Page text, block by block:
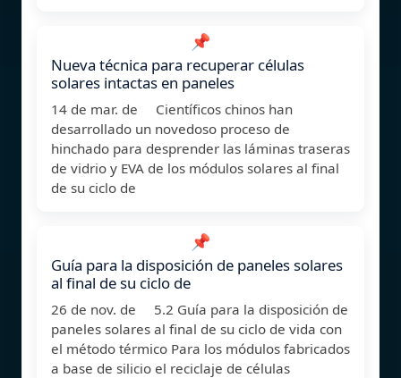
📌
Nueva técnica para recuperar células
solares intactas en paneles
14 de mar. de Científicos chinos han
desarrollado un novedoso proceso de
hinchado para desprender las láminas traseras
de vidrio y EVA de los módulos solares al final
de su ciclo de
📌
Guía para la disposición de paneles solares
al final de su ciclo de
26 de nov. de 5.2 Guía para la disposición de
paneles solares al final de su ciclo de vida con
el método térmico Para los módulos fabricados
a base de silicio el reciclaje de células